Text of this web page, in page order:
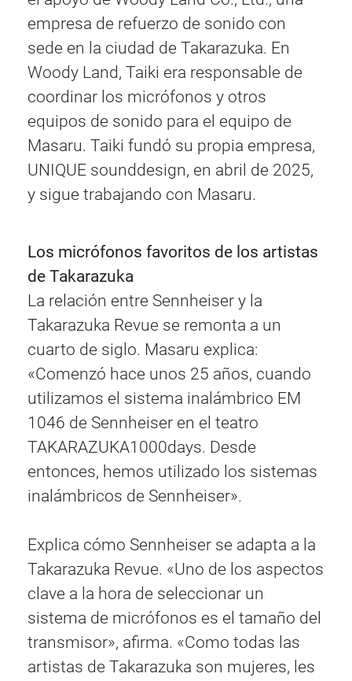
empresa de refuerzo de sonido con
sede en la ciudad de Takarazuka. En
Woody Land, Taiki era responsable de
coordinar los micrófonos y otros
equipos de sonido para el equipo de
Masaru. Taiki fundó su propia empresa,
UNIQUE sounddesign, en abril de 2025,
y sigue trabajando con Masaru.
Los micrófonos favoritos de los artistas
de Takarazuka
La relación entre Sennheiser y la
Takarazuka Revue se remonta a un
cuarto de siglo. Masaru explica:
«Comenzó hace unos 25 años, cuando
utilizamos el sistema inalámbrico EM
1046 de Sennheiser en el teatro
TAKARAZUKA1000days. Desde
entonces, hemos utilizado los sistemas
inalámbricos de Sennheiser».
Explica cómo Sennheiser se adapta a la
Takarazuka Revue. «Uno de los aspectos
clave a la hora de seleccionar un
sistema de micrófonos es el tamaño del
transmisor», afirma. «Como todas las
artistas de Takarazuka son mujeres, les